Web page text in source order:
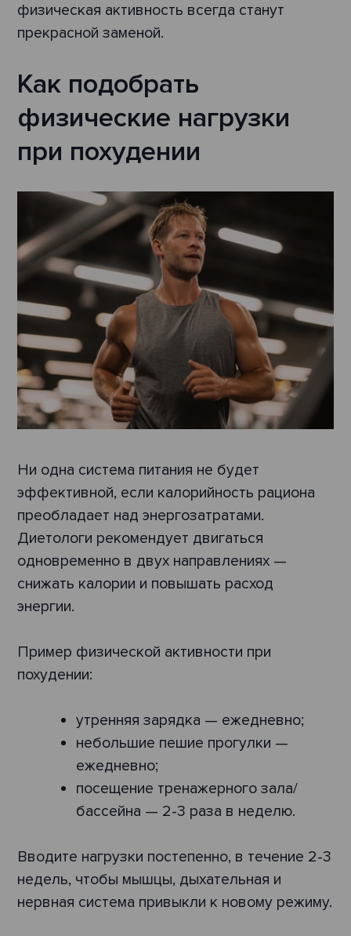
физическая активность всегда станут
прекрасной заменой.
Как подобрать
физические нагрузки
при похудении
Ни одна система питания не будет
эффективной, если калорийность рациона
преобладает над энергозатратами.
Диетологи рекомендует двигаться
одновременно в двух направлениях —
снижать калории и повышать расход
энергии.
Пример физической активности при
похудении:
утренняя зарядка — ежедневно;
небольшие пешие прогулки —
ежедневно;
посещение тренажерного зала/
бассейна — 2-3 раза в неделю.
Вводите нагрузки постепенно, в течение 2-3
недель, чтобы мышцы, дыхательная и
нервная система привыкли к новому режиму.